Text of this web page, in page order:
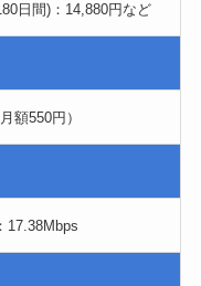
日間)：14,880円など
額550円）
17.38Mbps